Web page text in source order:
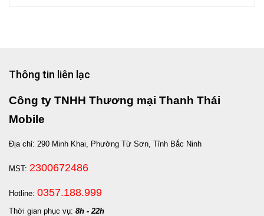
Thông tin liên lạc
Công ty TNHH Thương mại Thanh Thái
Mobile
Địa chỉ: 290 Minh Khai, Phường Từ Sơn, Tỉnh Bắc Ninh
MST: 2300672486
Hotline: 0357.188.999
Thời gian phục vụ: 8h - 22h